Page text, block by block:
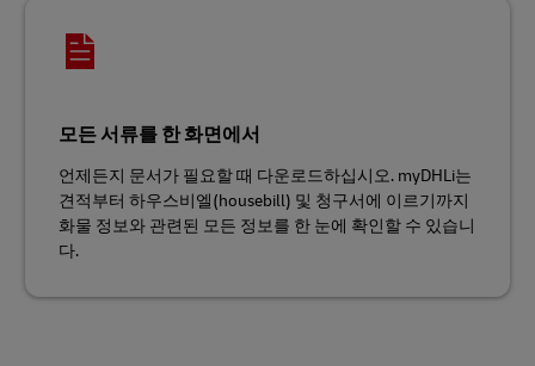
모든 서류를 한 화면에서
언제든지 문서가 필요할 때 다운로드하십시오. myDHLi는
견적부터 하우스비엘(housebill) 및 청구서에 이르기까지
화물 정보와 관련된 모든 정보를 한 눈에 확인할 수 있습니
다.